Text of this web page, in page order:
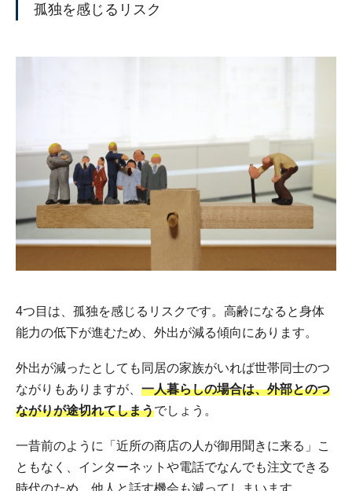
孤独を感じるリスク
4つ目は、孤独を感じるリスクです。高齢になると身体
能力の低下が進むため、外出が減る傾向にあります。
外出が減ったとしても同居の家族がいれば世帯同士のつ
ながりもありますが、 一人暮らしの場合は、外部とのつ
ながりが途切れてしまうでしょう。
一昔前のように「近所の商店の人が御用聞きに来る」こ
ともなく、インターネットや電話でなんでも注文できる